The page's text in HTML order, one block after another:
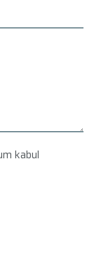
kabul